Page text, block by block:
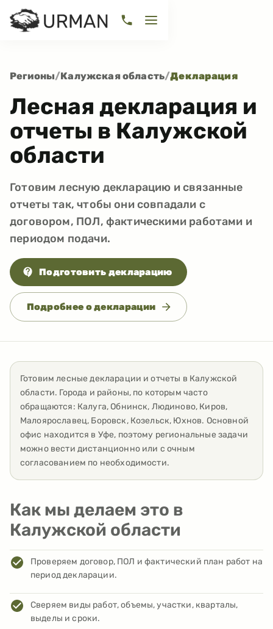
Регионы/Калужская область/Декларация
Лесная декларация и
отчеты в Калужской
области
Готовим лесную декларацию и связанные
отчеты так, чтобы они совпадали с
договором, ПОЛ, фактическими работами и
периодом подачи.
Подготовить декларацию
Подробнее о декларации
Готовим лесные декларации и отчеты в Калужской
области. Города и районы, по которым часто
обращаются: Калуга, Обнинск, Людиново, Киров,
Малоярославец, Боровск, Козельск, Юхнов. Основной
офис находится в Уфе, поэтому региональные задачи
можно вести дистанционно или с очным
согласованием по необходимости.
Как мы делаем это в
Калужской области
Проверяем договор, ПОЛ и фактический план работ на
период декларации.
Сверяем виды работ, объемы, участки, кварталы,
выделы и сроки.